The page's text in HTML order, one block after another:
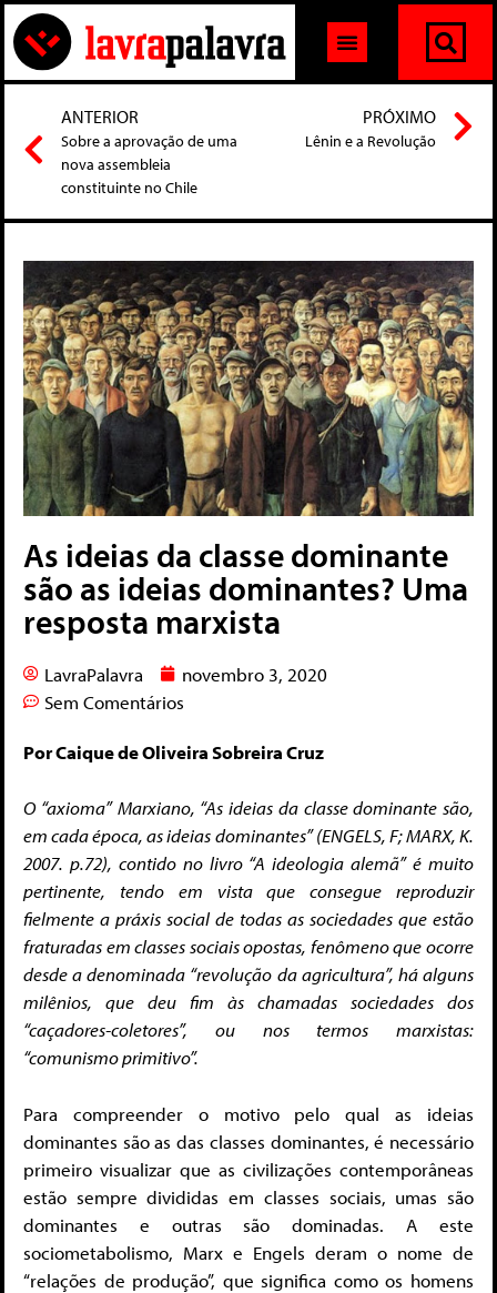
ANTERIOR
Sobre a aprovação de uma
nova assembleia
constituinte no Chile
PRÓXIMO
Lênin e a Revolução
As ideias da classe dominante
são as ideias dominantes? Uma
resposta marxista
LavraPalavra
novembro 3, 2020
Sem Comentários
Por Caique de Oliveira Sobreira Cruz
O “axioma” Marxiano, “As ideias da classe dominante são,
em cada época, as ideias dominantes” (ENGELS, F; MARX, K.
2007. p.72), contido no livro “A ideologia alemã” é muito
pertinente, tendo em vista que consegue reproduzir
fielmente a práxis social de todas as sociedades que estão
fraturadas em classes sociais opostas, fenômeno que ocorre
desde a denominada “revolução da agricultura”, há alguns
milênios, que deu fim às chamadas sociedades dos
“caçadores-coletores”, ou nos termos marxistas:
“comunismo primitivo”.
Para compreender o motivo pelo qual as ideias
dominantes são as das classes dominantes, é necessário
primeiro visualizar que as civilizações contemporâneas
estão sempre divididas em classes sociais, umas são
dominantes e outras são dominadas. A este
sociometabolismo, Marx e Engels deram o nome de
“relações de produção”, que significa como os homens